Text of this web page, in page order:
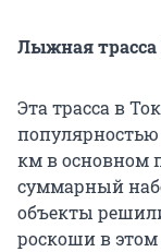
Лыжная
Эта трасса в
км в основном
суммарный
объекты
роскоши в этом